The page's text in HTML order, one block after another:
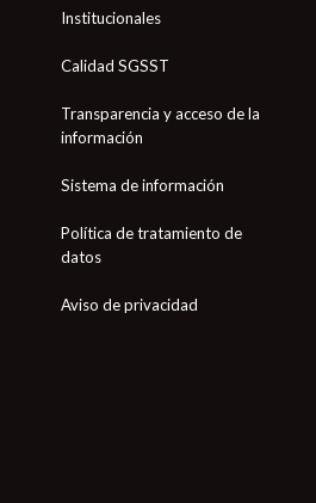
e
Institucionales
Calidad SGSST
Transparencia y acceso de la
información
Sistema de información
Política de tratamiento de
datos
Aviso de privacidad